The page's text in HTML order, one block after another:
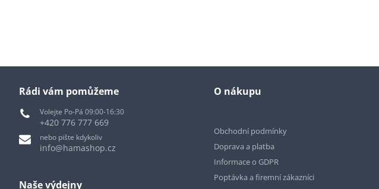
Rádi vám pomůžeme
Volejte Po-Pá 09:00-16:30
+420 776 777 669
nebo pište kdykoliv
info@hamashop.cz
Naše výdejny
O nákupu
Obchodní podmínky
Doprava a platba
Informace o GDPR
Poptávka a firemní zákazníci